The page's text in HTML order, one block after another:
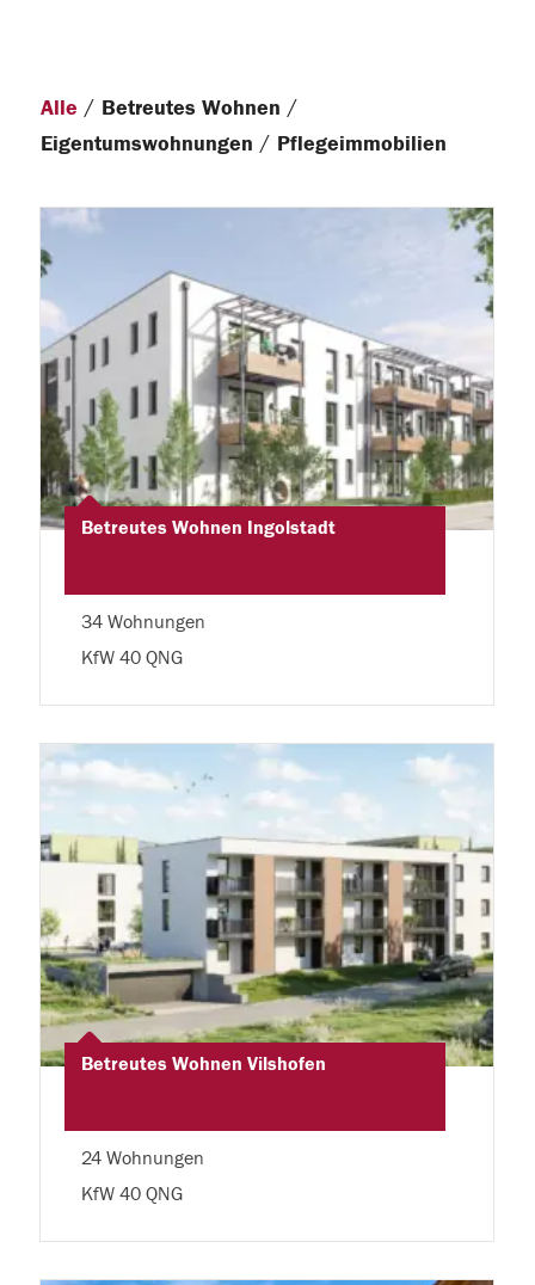
Alle / Betreutes Wohnen /
Eigentumswohnungen / Pflegeimmobilien
Betreutes Wohnen Ingolstadt
34 Wohnungen
KfW 40 QNG
Betreutes Wohnen Vilshofen
24 Wohnungen
KfW 40 QNG